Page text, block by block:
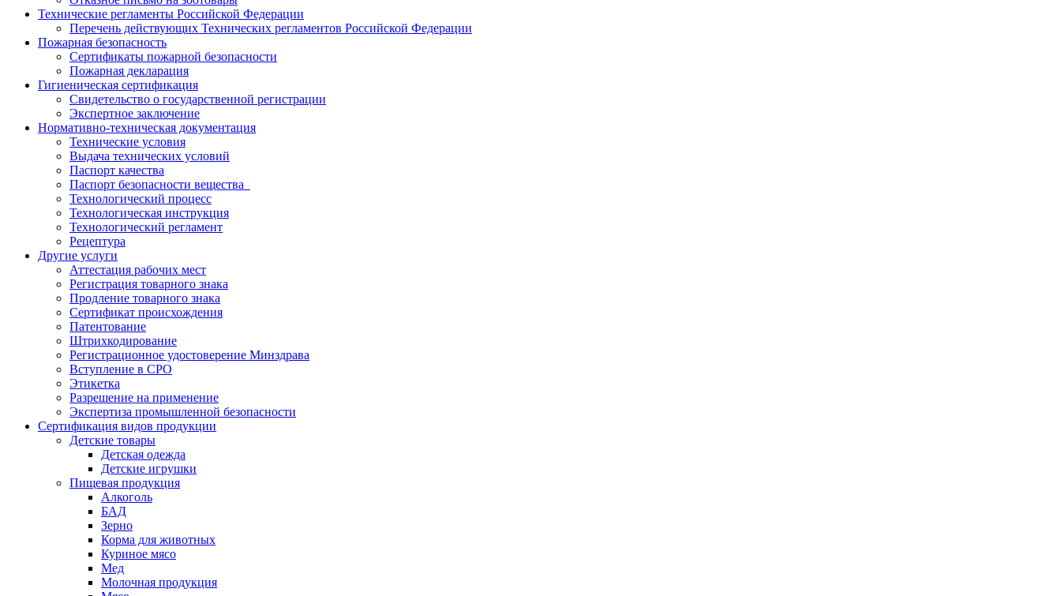
Технические регламенты Российской Федерации
Перечень действующих Технических регламентов Российской Федерации
Пожарная безопасность
Сертификаты пожарной безопасности
Пожарная декларация
Гигиеническая сертификация
Свидетельство о государственной регистрации
Экспертное заключение
Нормативно-техническая документация
Технические условия
Выдача технических условий
Паспорт качества
Паспорт безопасности вещества
Технологический процесс
Технологическая инструкция
Технологический регламент
Рецептура
Другие услуги
Аттестация рабочих мест
Регистрация товарного знака
Продление товарного знака
Сертификат происхождения
Патентование
Штрихкодирование
Регистрационное удостоверение Минздрава
Вступление в СРО
Этикетка
Разрешение на применение
Экспертиза промышленной безопасности
Сертификация видов продукции
Детские товары
Детская одежда
Детские игрушки
Пищевая продукция
Алкоголь
БАД
Зерно
Корма для животных
Куриное мясо
Мед
Молочная продукция